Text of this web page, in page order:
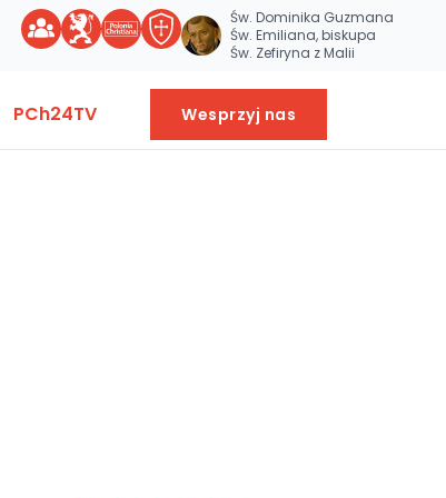
Św. Dominika Guzmana
Św. Emiliana, biskupa
Św. Zefiryna z Malii
PCh24TV Wesprzyj nas